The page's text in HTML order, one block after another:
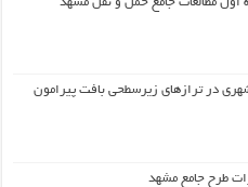
مطالعات جامع حمل و نقل مشهد
در ترازهاي زیرسطحی بافت پیرامون
طرح جامع مشهد